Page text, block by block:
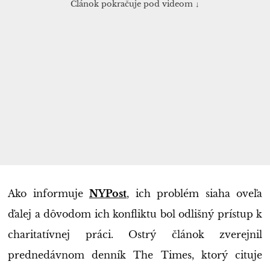
Článok pokračuje pod videom ↓
Ako informuje NYPost, ich problém siaha oveľa
ďalej a dôvodom ich konfliktu bol odlišný prístup k
charitatívnej práci. Ostrý článok zverejnil
prednedávnom denník The Times, ktorý cituje